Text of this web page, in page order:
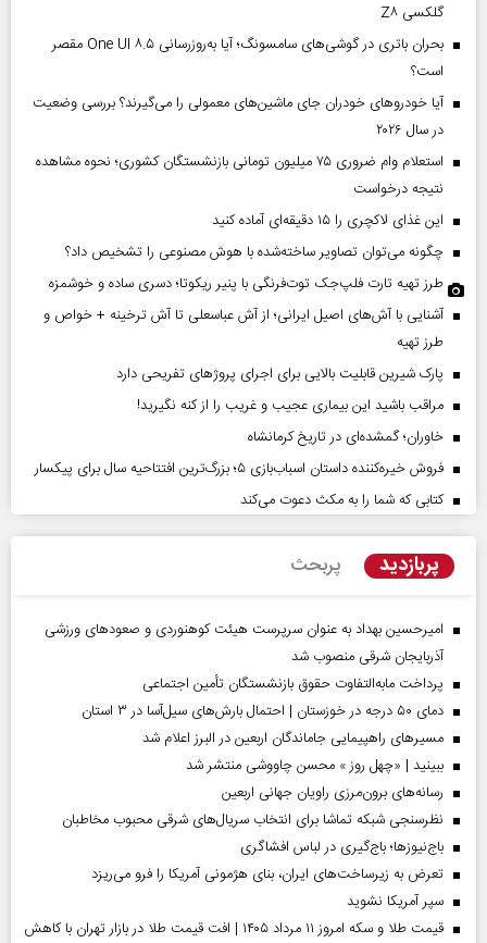
گلکسی Z۸
بحران باتری در گوشی‌های سامسونگ؛ آیا به‌روزرسانی One UI ۸.۵ مقصر
است؟
آیا خودروهای خودران جای ماشین‌های معمولی را می‌گیرند؟ بررسی وضعیت
در سال ۲۰۲۶
استعلام وام ضروری ۷۵ میلیون تومانی بازنشستگان کشوری؛ نحوه مشاهده
نتیجه درخواست
این غذای لاکچری را ۱۵ دقیقه‌ای آماده کنید
چگونه می‌توان تصاویر ساخته‌شده با هوش مصنوعی را تشخیص داد؟
طرز تهیه تارت فلپ‌جک توت‌فرنگی با پنیر ریکوتا؛ دسری ساده و خوشمزه
آشنایی با آش‌های اصیل ایرانی؛ از آش عباسعلی تا آش ترخینه + خواص و
طرز تهیه
پارک شیرین قابلیت‌ بالایی برای اجرای پروژهای تفریحی دارد
مراقب باشید این بیماری عجیب و غریب را از کنه نگیرید!
خاوران؛ گمشده‌ای در تاریخ کرمانشاه
فروش خیره‌کننده داستان اسباب‌بازی ۵؛ بزرگ‌ترین افتتاحیه سال برای پیکسار
کتابی که شما را به مکث دعوت می‌کند
پربازدید پربحث
امیرحسین بهداد به عنوان سرپرست هیئت کوهنوردی و صعودهای ورزشی
آذربایجان شرقی منصوب شد
پرداخت مابه‌التفاوت حقوق بازنشستگان تأمین اجتماعی
دمای ۵۰ درجه در خوزستان | احتمال بارش‌های سیل‌آسا در ۳ استان
مسیر‌های راهپیمایی جاماندگان اربعین در البرز اعلام شد
ببینید | «چهل روز » محسن چاووشی منتشر شد
رسانه‌های برون‌مرزی راویان جهانی اربعین
نظرسنجی شبکه تماشا برای انتخاب سریال‌های شرقی محبوب مخاطبان
باج‌نیوزها؛ باج‌گیری در لباس افشاگری
تعرض به زیرساخت‌های ایران، بنای هژمونی آمریکا را فرو می‌ریزد
سپر آمریکا نشوید
قیمت طلا و سکه امروز ۱۱ مرداد ۱۴۰۵ | افت قیمت طلا در بازار تهران با کاهش